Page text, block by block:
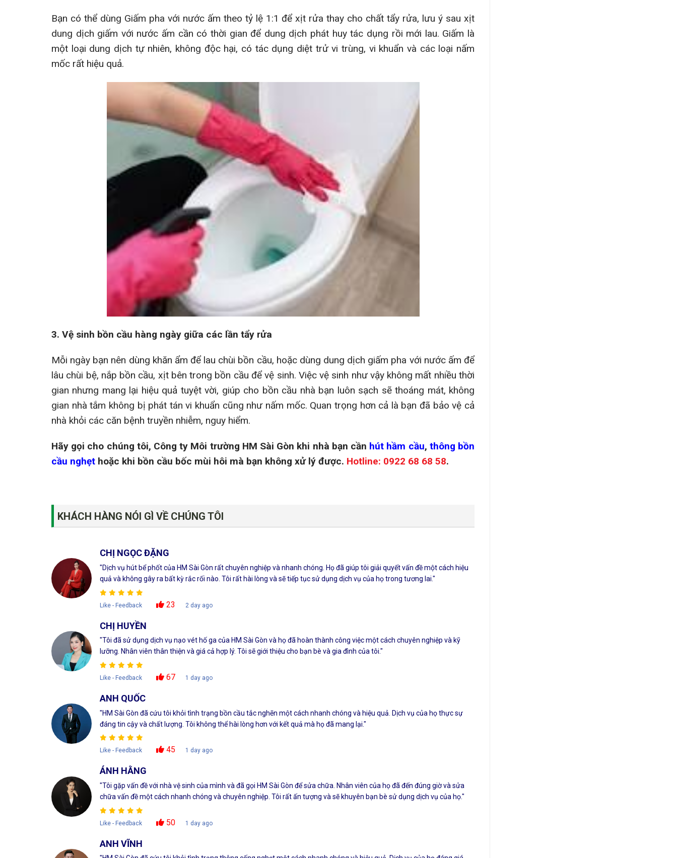
Bạn có thể dùng Giấm pha với nước ấm theo tỷ lệ 1:1 để xịt rửa thay cho chất tẩy rửa, lưu ý sau xịt
dung dịch giấm với nước ấm cần có thời gian để dung dịch phát huy tác dụng rồi mới lau. Giấm là
một loại dung dịch tự nhiên, không độc hại, có tác dụng diệt trử vi trùng, vi khuẩn và các loại nấm
mốc rất hiệu quả.
3. Vệ sinh bồn cầu hàng ngày giữa các lần tẩy rửa
Mỗi ngày bạn nên dùng khăn ẩm để lau chùi bồn cầu, hoặc dùng dung dịch giấm pha với nước ấm để
lâu chùi bệ, nắp bồn cầu, xịt bên trong bồn cầu để vệ sinh. Việc vệ sinh như vậy không mất nhiều thời
gian nhưng mang lại hiệu quả tuyệt vời, giúp cho bồn cầu nhà bạn luôn sạch sẽ thoáng mát, không
gian nhà tắm không bị phát tán vi khuẩn cũng như nấm mốc. Quan trọng hơn cả là bạn đã bảo vệ cả
nhà khỏi các căn bệnh truyền nhiễm, nguy hiểm.
Hãy gọi cho chúng tôi, Công ty Môi trường HM Sài Gòn khi nhà bạn cần hút hầm cầu, thông bồn
cầu nghẹt hoặc khi bồn cầu bốc mùi hôi mà bạn không xử lý được. Hotline: 0922 68 68 58.
KHÁCH HÀNG NÓI GÌ VỀ CHÚNG TÔI
CHỊ NGỌC ĐẶNG
"Dịch vụ hút bể phốt của HM Sài Gòn rất chuyên nghiệp và nhanh chóng. Họ đã giúp tôi giải quyết vấn đề một cách hiệu
quả và không gây ra bất kỳ rắc rối nào. Tôi rất hài lòng và sẽ tiếp tục sử dụng dịch vụ của họ trong tương lai."
Like - Feedback 23 2 day ago
CHỊ HUYỀN
"Tôi đã sử dụng dịch vụ nạo vét hố ga của HM Sài Gòn và họ đã hoàn thành công việc một cách chuyên nghiệp và kỹ
lưỡng. Nhân viên thân thiện và giá cả hợp lý. Tôi sẽ giới thiệu cho bạn bè và gia đình của tôi."
Like - Feedback 67 1 day ago
ANH QUỐC
"HM Sài Gòn đã cứu tôi khỏi tình trạng bồn cầu tắc nghẽn một cách nhanh chóng và hiệu quả. Dịch vụ của họ thực sự
đáng tin cậy và chất lượng. Tôi không thể hài lòng hơn với kết quả mà họ đã mang lại."
Like - Feedback 45 1 day ago
ÁNH HẰNG
"Tôi gặp vấn đề với nhà vệ sinh của mình và đã gọi HM Sài Gòn để sửa chữa. Nhân viên của họ đã đến đúng giờ và sửa
chữa vấn đề một cách nhanh chóng và chuyên nghiệp. Tôi rất ấn tượng và sẽ khuyên bạn bè sử dụng dịch vụ của họ."
Like - Feedback 50 1 day ago
ANH VĨNH